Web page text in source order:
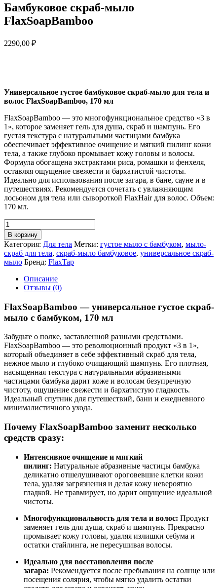
Бамбуковое скраб-мыло
FlaxSoapBamboo
2290,00 ₽
Универсальное густое бамбуковое скраб-мыло для тела и
волос FlaxSoapBamboo, 170 мл
FlaxSoapBamboo — это многофункциональное средство «3 в
1», которое заменяет гель для душа, скраб и шампунь. Его
густая текстура с натуральными частицами бамбука
обеспечивает эффективное очищение и мягкий пилинг кожи
тела, а также глубоко промывает кожу головы и волосы.
Формула обогащена экстрактами риса, ромашки и фенхеля,
оставляя ощущение свежести и бархатистой чистоты.
Идеально для использования после загара, в бане, сауне и в
путешествиях. Рекомендуется сочетать с увлажняющим
лосьоном для тела или сывороткой FlaxHair для волос. Объем:
170 мл.
Количество
товара
Бамбуковое
скраб-
мыло
FlaxSoapBamboo
В корзину
Категория: Для тела Метки: густое мыло с бамбуком, мыло-
скраб для тела, скраб-мыло бамбуковое, универсальное скраб-
мыло Бренд: FlaxTap
Описание
Отзывы (0)
FlaxSoapBamboo — универсальное густое скраб-
мыло с бамбуком, 170 мл
Забудьте о полке, заставленной разными средствами.
FlaxSoapBamboo — это революционный продукт «3 в 1»,
который объединяет в себе эффективный скраб для тела,
нежное мыло и глубоко очищающий шампунь. Его плотная,
насыщенная текстура с натуральными абразивными
частицами бамбука дарит коже и волосам безупречную
чистоту, ощущение свежести и бархатистую гладкость.
Идеальный спутник для путешествий, бани и ежедневного
минималистичного ухода.
Почему FlaxSoapBamboo заменит несколько
средств сразу:
Интенсивное очищение и мягкий
пилинг: Натуральные абразивные частицы бамбука
деликатно отшелушивают ороговевшие клетки кожи
тела, удаляя загрязнения и делая кожу невероятно
гладкой. Не травмирует, но дарит ощущение идеальной
чистоты.
Многофункциональность для тела и волос: Продукт
заменяет гель для душа, скраб и шампунь. Прекрасно
промывает кожу головы, удаляя излишки себума и
остатки стайлинга, не пересушивая волосы.
Идеально для восстановления после
загара: Рекомендуется после пребывания на солнце или
посещения солярия, чтобы мягко удалить остатки